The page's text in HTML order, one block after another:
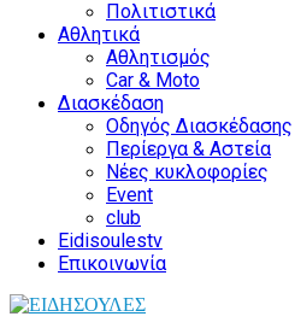
Πολιτιστικά
Αθλητικά
Αθλητισμός
Car & Moto
Διασκέδαση
Οδηγός Διασκέδασης
Περίεργα & Αστεία
Νέες κυκλοφορίες
Event
club
Eidisoulestv
Επικοινωνία